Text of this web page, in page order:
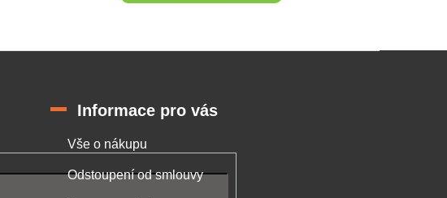
Informace pro vás
Vše o nákupu
Odstoupení od smlouvy